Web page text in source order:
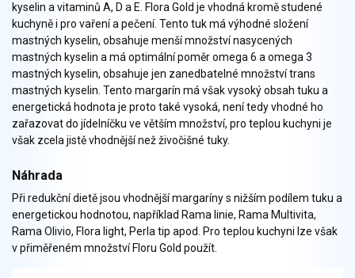
Zelenina
Brambory, luštěniny, houby
Sladkosti, slané výrobky
Zmrzliny
Ochucovadla, přísady, sladidla
Sušené směsi
Polotovary, hotové pokrmy
Nápoje nealkoholické
Nápoje alkoholické
Restaurace, jídelny, hotová jídla
Fastfood
kyselin a vitaminů A, D a E. Flora Gold je vhodná kromě studené
kuchyně i pro vaření a pečení. Tento tuk má výhodné složení
mastných kyselin, obsahuje menší množství nasycených
mastných kyselin a má optimální poměr omega 6 a omega 3
mastných kyselin, obsahuje jen zanedbatelné množství trans
mastných kyselin. Tento margarín má však vysoký obsah tuku a
energetická hodnota je proto také vysoká, není tedy vhodné ho
zařazovat do jídelníčku ve větším množství, pro teplou kuchyni je
však zcela jistě vhodnější než živočišné tuky.
Náhrada
Při redukční dietě jsou vhodnější margaríny s nižším podílem tuku a
energetickou hodnotou, například Rama linie, Rama Multivita,
Rama Olivio, Flora light, Perla tip apod. Pro teplou kuchyni lze však
v přiměřeném množství Floru Gold použít.